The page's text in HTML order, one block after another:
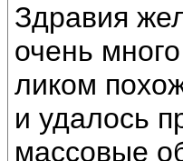
Здравия
очень
ликом
и удалось
массовые